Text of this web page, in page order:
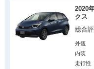
2020
クス
総合
外観
内装
走行性